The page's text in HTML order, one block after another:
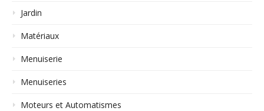
Jardin
Matériaux
Menuiserie
Menuiseries
Moteurs et Automatismes